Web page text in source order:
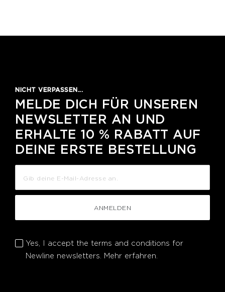
NICHT VERPASSEN...
MELDE DICH FÜR UNSEREN
NEWSLETTER AN UND
ERHALTE 10 % RABATT AUF
DEINE ERSTE BESTELLUNG
ANMELDEN
Yes, I accept the terms and conditions for
Newline newsletters. Mehr erfahren.